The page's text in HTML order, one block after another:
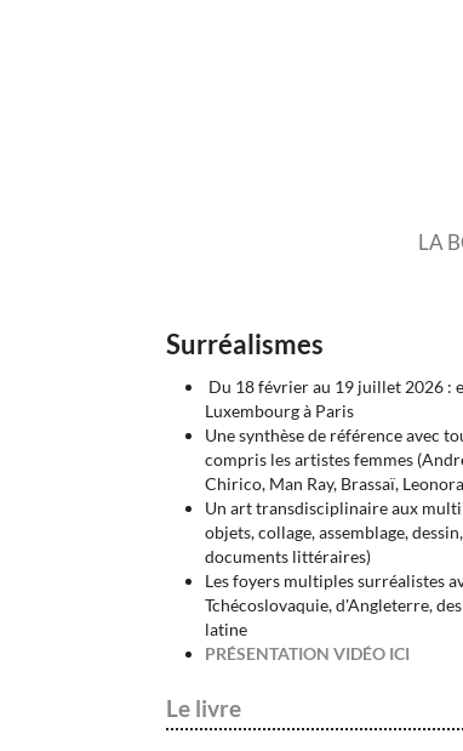
LA
Surréalismes
Du 18 février au 19 juillet 2026 :
Luxembourg à Paris
Une synthèse de référence avec
compris les artistes femmes
Chirico, Man Ray, Brassaï,
Un art transdisciplinaire aux
objets, collage, assemblage,
documents littéraires)
Les foyers multiples surréalistes
Tchécoslovaquie, d'Angleterre,
latine
PRÉSENTATION VIDÉO ICI
Le livre